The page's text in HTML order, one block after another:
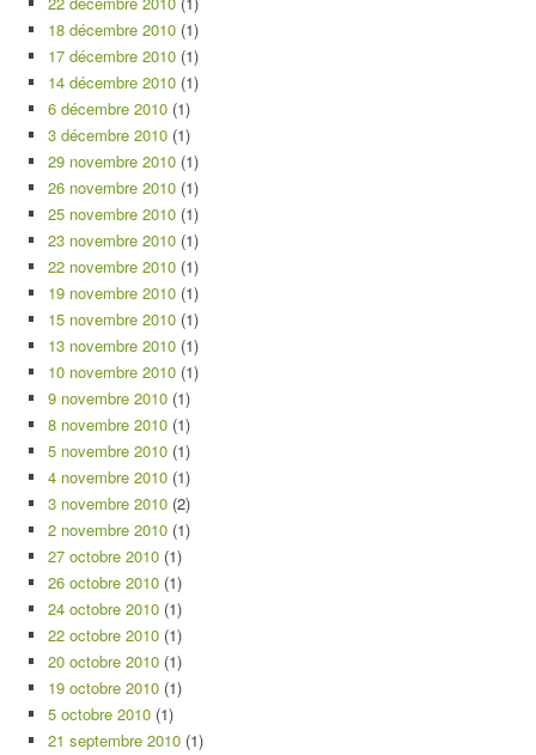
18 décembre 2010 (1)
17 décembre 2010 (1)
14 décembre 2010 (1)
6 décembre 2010 (1)
3 décembre 2010 (1)
29 novembre 2010 (1)
26 novembre 2010 (1)
25 novembre 2010 (1)
23 novembre 2010 (1)
22 novembre 2010 (1)
19 novembre 2010 (1)
15 novembre 2010 (1)
13 novembre 2010 (1)
10 novembre 2010 (1)
9 novembre 2010 (1)
8 novembre 2010 (1)
5 novembre 2010 (1)
4 novembre 2010 (1)
3 novembre 2010 (2)
2 novembre 2010 (1)
27 octobre 2010 (1)
26 octobre 2010 (1)
24 octobre 2010 (1)
22 octobre 2010 (1)
20 octobre 2010 (1)
19 octobre 2010 (1)
5 octobre 2010 (1)
21 septembre 2010 (1)